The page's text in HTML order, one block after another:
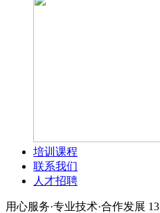
培训课程
联系我们
人才招聘
用心服务·专业技术·合作发展